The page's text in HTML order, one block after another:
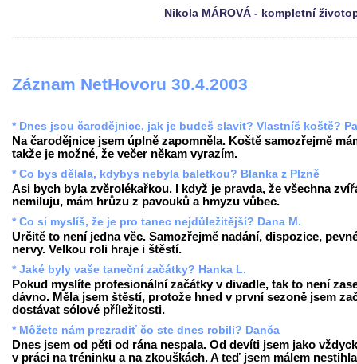
Nikola MÁROVÁ - kompletní
Záznam NetHovoru 30.4.2003
* Dnes jsou čarodějnice, jak je budeš slavit? Vlastníš koště?
Na čarodějnice jsem úplně zapomněla. Koště samozřejmě
takže je možné, že večer někam vyrazím.
* Co bys dělala, kdybys nebyla baletkou? Blanka z Plzně
Asi bych byla zvěrolékařkou. I když je pravda, že všechna
nemiluju, mám hrůzu z pavouků a hmyzu vůbec.
* Co si myslíš, že je pro tanec nejdůležitější? Dana M.
Určitě to není jedna věc. Samozřejmě nadání, dispozice,
nervy. Velkou roli hraje i štěstí.
* Jaké byly vaše taneční začátky? Hanka L.
Pokud myslíte profesionální začátky v divadle, tak to není
dávno. Měla jsem štěstí, protože hned v první sezoně jsem
dostávat sólové příležitosti.
* Môžete nám prezradiť čo ste dnes robili? Danča
Dnes jsem od pěti od rána nespala. Od devíti jsem jako
v práci na tréninku a na zkouškách. A teď jsem málem nestihla